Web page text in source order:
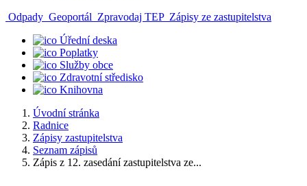
Odpady Geoportál Zpravodaj TEP Zápisy ze zastupitelstva
Úřední deska
Poplatky
Služby obce
Zdravotní středisko
Knihovna
Úvodní stránka
Radnice
Zápisy zastupitelstva
Seznam zápisů
Zápis z 12. zasedání zastupitelstva ze...